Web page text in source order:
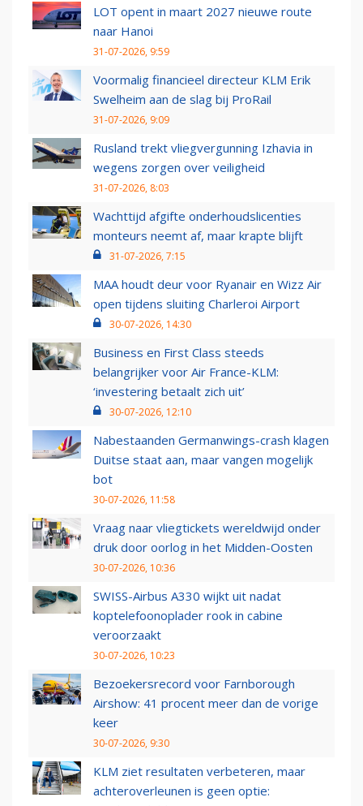
LOT opent in maart 2027 nieuwe route
naar Hanoi
31-07-2026, 9:59
Voormalig financieel directeur KLM Erik
Swelheim aan de slag bij ProRail
31-07-2026, 9:09
Rusland trekt vliegvergunning Izhavia in
wegens zorgen over veiligheid
31-07-2026, 8:03
Wachttijd afgifte onderhoudslicenties
monteurs neemt af, maar krapte blijft
31-07-2026, 7:15
MAA houdt deur voor Ryanair en Wizz Air
open tijdens sluiting Charleroi Airport
30-07-2026, 14:30
Business en First Class steeds
belangrijker voor Air France-KLM:
‘investering betaalt zich uit’
30-07-2026, 12:10
Nabestaanden Germanwings-crash klagen
Duitse staat aan, maar vangen mogelijk
bot
30-07-2026, 11:58
Vraag naar vliegtickets wereldwijd onder
druk door oorlog in het Midden-Oosten
30-07-2026, 10:36
SWISS-Airbus A330 wijkt uit nadat
koptelefoonoplader rook in cabine
veroorzaakt
30-07-2026, 10:23
Bezoekersrecord voor Farnborough
Airshow: 41 procent meer dan de vorige
keer
30-07-2026, 9:30
KLM ziet resultaten verbeteren, maar
achteroverleunen is geen optie: